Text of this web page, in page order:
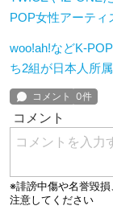
POP女性アーティ
woo!ah!などK-
ち2組が日本人所